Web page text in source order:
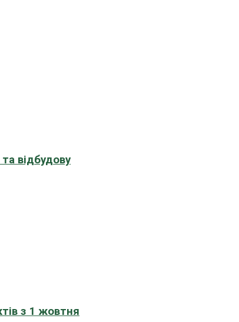
відбудову
з 1 жовтня